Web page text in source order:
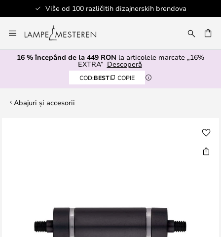
Više od 100 različitih dizajnerskih brendova
la
Continut
16 % începând de la 449 RON la articolele marcate „16%
EXTRA” Descoperă
COD:BEST COPIE
Abajuri și accesorii